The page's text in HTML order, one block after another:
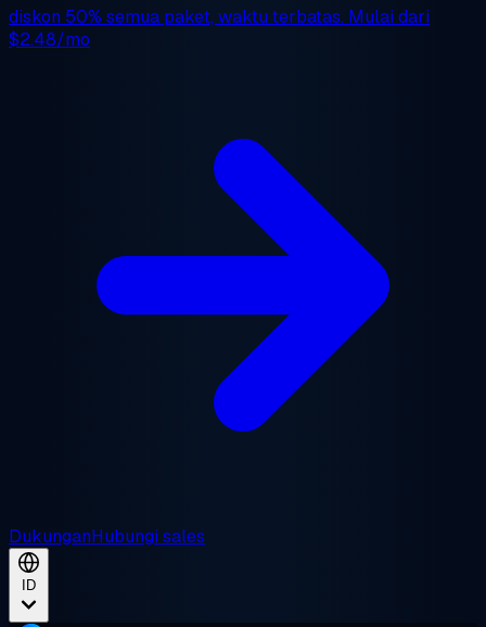
diskon 50% semua paket, waktu terbatas. Mulai dari
$2.48/mo
DukunganHubungi sales
ID